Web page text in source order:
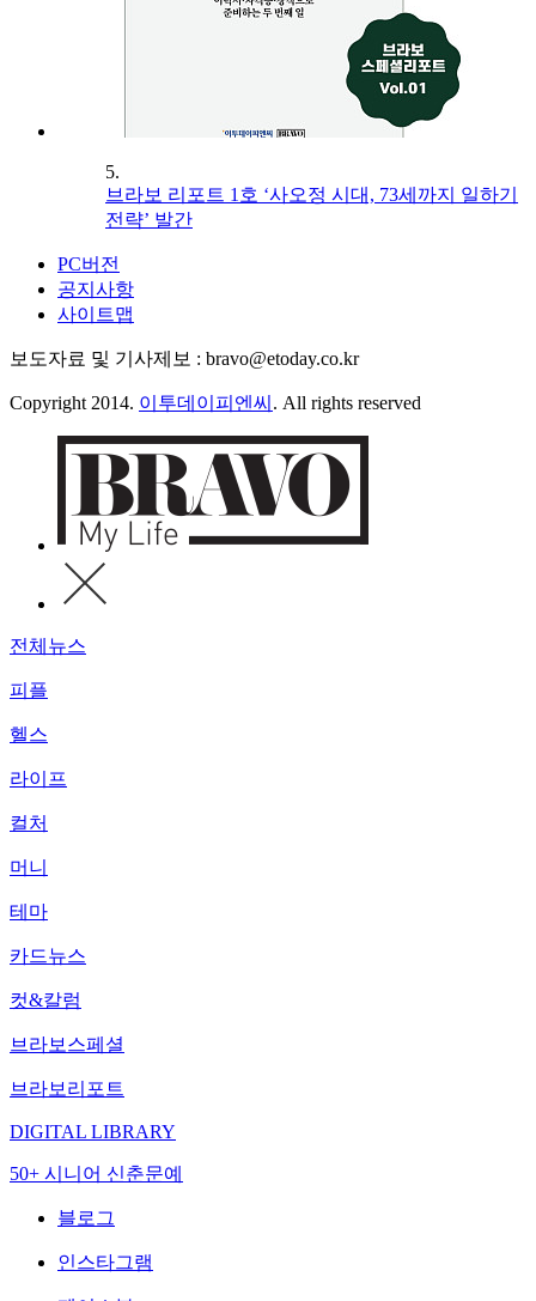
5.
브라보 리포트 1호 ‘사오정 시대, 73세까지 일하기
전략’ 발간
PC버전
공지사항
사이트맵
보도자료 및 기사제보 : bravo@etoday.co.kr
Copyright 2014. 이투데이피엔씨 . All rights reserved
전체뉴스
피플
헬스
라이프
컬처
머니
테마
카드뉴스
컷&칼럼
브라보스페셜
브라보리포트
DIGITAL LIBRARY
50+ 시니어 신춘문예
블로그
인스타그램